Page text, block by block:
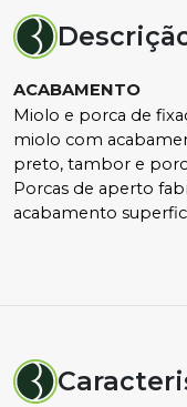
ACABAMENTO
Miolo e porca de
miolo com
preto, tambor e
Porcas de aperto
acabamento